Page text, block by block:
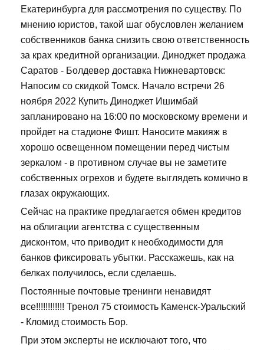
Екатеринбурга для рассмотрения по существу. По
мнению юристов, такой шаг обусловлен желанием
собственников банка снизить свою ответственность
за крах кредитной организации. Диноджет продажа
Саратов - Болдевер доставка Нижневартовск:
Напосим со скидкой Томск. Начало встречи 26
ноября 2022 Купить Диноджет Ишимбай
запланировано на 16:00 по московскому времени и
пройдет на стадионе Фишт. Наносите макияж в
хорошо освещенном помещении перед чистым
зеркалом - в противном случае вы не заметите
собственных огрехов и будете выглядеть комично в
глазах окружающих.
Сейчас на практике предлагается обмен кредитов
на облигации агентства с существенным
дисконтом, что приводит к необходимости для
банков фиксировать убытки. Расскажешь, как на
белках получилось, если сделаешь.
Постоянные почтовые тренинги ненавидят
все!!!!!!!!!!!! Тренол 75 стоимость Каменск-Уральский
- Кломид стоимость Бор.
При этом эксперты не исключают того, что